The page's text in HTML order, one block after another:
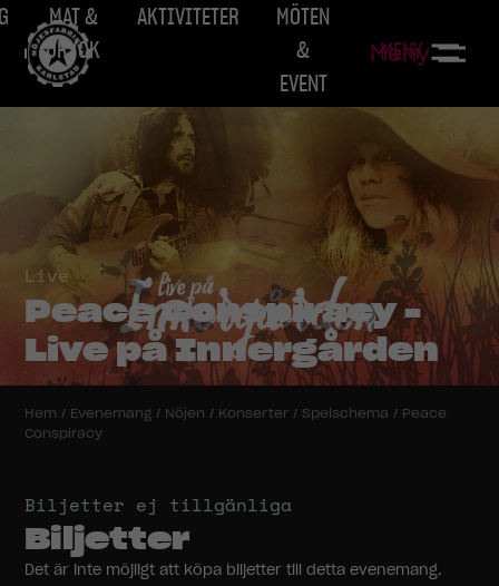
MAT &
DRYCK
AKTIVITETER
MÖTEN
&
EVENT
MENY
Meny
Live
Peace Conspiracy -
Live på Innergården
Hem / Evenemang / Nöjen / Konserter / Spelschema / Peace
Conspiracy
Biljetter ej tillgänliga
Biljetter
Det är inte möjligt att köpa biljetter till detta evenemang.